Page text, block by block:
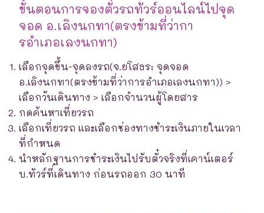
ขั้นตอนการจองตั๋วรถทัวร์ออนไลน์ไปจุด
จอด อ.เลิงนกทา(ตรงข้ามที่ว่ากา
รอำเภอเลงนกทา)
เลือกจุดขึ้น-จุดลงรถ(จ.ยโสธร: จุดจอด
อ.เลิงนกทา(ตรงข้ามที่ว่าการอำเภอเลงนกทา)) >
เลือกวันเดินทาง > เลือกจำนวนผู้โดยสาร
กดค้นหาเที่ยวรถ
เลือกเที่ยวรถ และเลือกช่องทางชำระเงินภายในเวลา
ที่กำหนด
นำหลักฐานการชำระเงินไปรับตั๋วจริงที่เคาน์เตอร์
บ.ทัวร์ที่เดินทาง ก่อนรถออก 30 นาที